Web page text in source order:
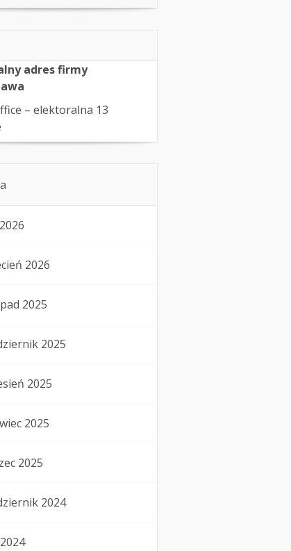
adres firmy
– elektoralna 13
2026
2025
2025
2025
2025
2025
2024